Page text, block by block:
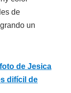
de
un
de Jesica
difícil de